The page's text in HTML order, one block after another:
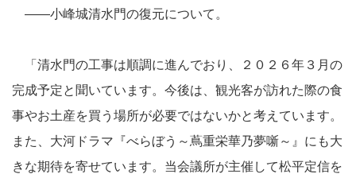
――小峰城清水門の復元について。
「清水門の工事は順調に進んでおり、２０２６年３月の
完成予定と聞いています。今後は、観光客が訪れた際の食
事やお土産を買う場所が必要ではないかと考えています。
また、大河ドラマ『べらぼう～蔦重栄華乃夢噺～』にも大
きな期待を寄せています。当会議所が主催して松平定信を